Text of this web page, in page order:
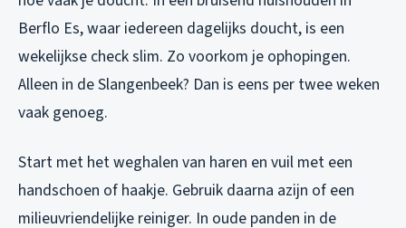
Berflo Es, waar iedereen dagelijks doucht, is een
wekelijkse check slim. Zo voorkom je ophopingen.
Alleen in de Slangenbeek? Dan is eens per twee weken
vaak genoeg.
Start met het weghalen van haren en vuil met een
handschoen of haakje. Gebruik daarna azijn of een
milieuvriendelijke reiniger. In oude panden in de